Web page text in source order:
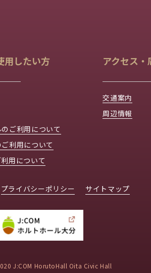
用したい方
ご利用について
利用について
用について
アクセス
交通案内
周辺情報
プライバシーポリシー サイトマップ
J:COM HorutoHall Oita Civic Hall